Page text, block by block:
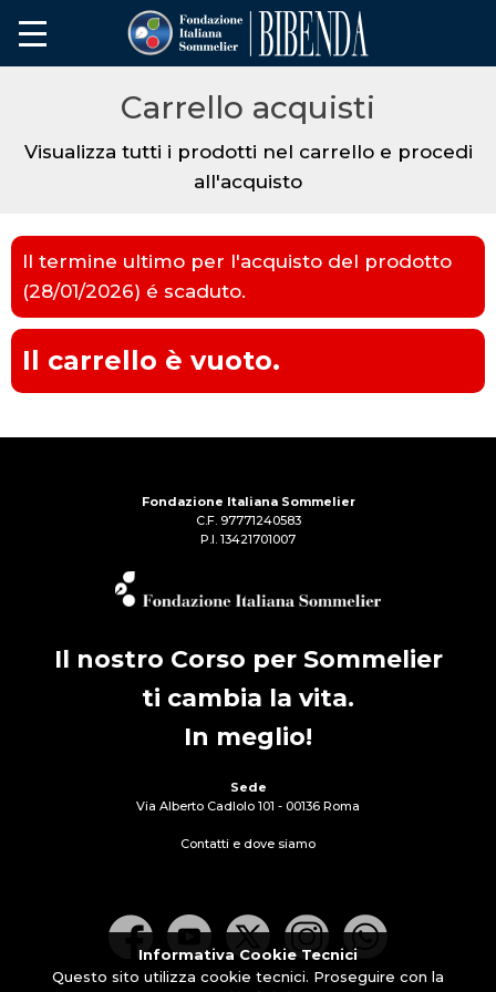
Carrello acquisti
Visualizza tutti i prodotti nel carrello e procedi
all'acquisto
Il termine ultimo per l'acquisto del prodotto
(28/01/2026) é scaduto.
Il carrello è vuoto.
Fondazione Italiana Sommelier
C.F. 97771240583
P.I. 13421701007
Il nostro Corso per Sommelier
ti cambia la vita.
In meglio!
Sede
Via Alberto Cadlolo 101 - 00136 Roma
Contatti e dove siamo
Informativa Cookie Tecnici
Questo sito utilizza cookie tecnici. Proseguire con la